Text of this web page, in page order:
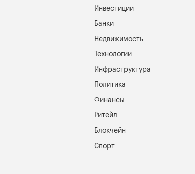
Инвестиции
Банки
Недвижимость
Технологии
Инфраструктура
Политика
Финансы
Ритейл
Блокчейн
Спорт